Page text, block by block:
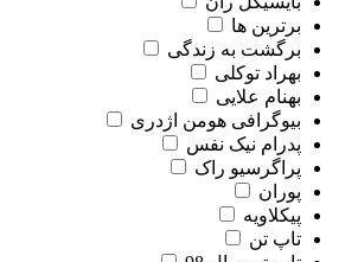
برترین ها
برگشت به زندگی
بهراد توکلی
بهنام علایی
بیوگرافی هومن اژدری
پدرام نیک نفس
پراگرسیو راک
پوران
پیکلاویه
تاپ تن